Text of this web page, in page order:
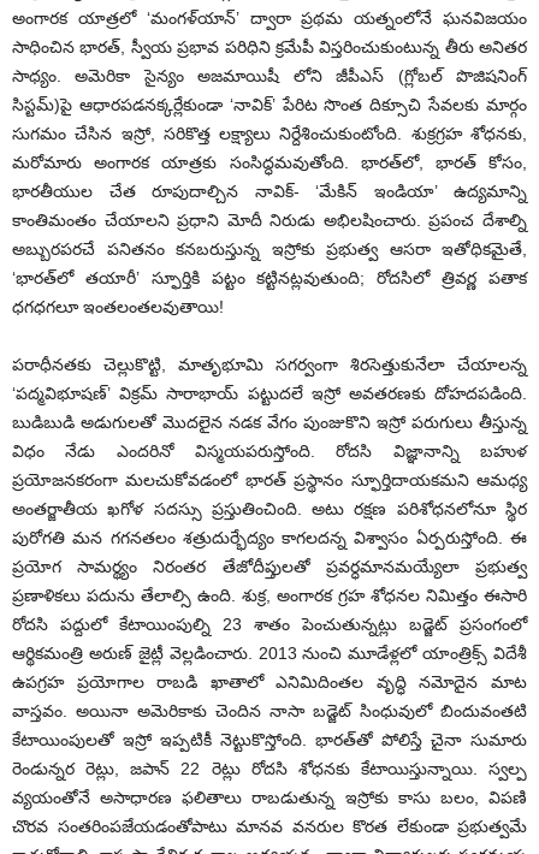
అంగారక యాత్రలో ‘మంగళ్‌యాన్‌’ ద్వారా ప్రథమ యత్నంలోనే ఘనవిజయం
సాధించిన భారత్‌, స్వీయ ప్రభావ పరిధిని క్రమేపీ విస్తరించుకుంటున్న తీరు అనితర
సాధ్యం. అమెరికా సైన్యం అజమాయిషీ లోని జీపీఎస్‌ (గ్లోబల్‌ పొజిషనింగ్‌
సిస్టమ్‌)పై ఆధారపడనక్కర్లేకుండా ‘నావిక్‌’ పేరిట సొంత దిక్సూచి సేవలకు మార్గం
సుగమం చేసిన ఇస్రో, సరికొత్త లక్ష్యాలు నిర్దేశించుకుంటోంది. శుక్రగ్రహ శోధనకు,
మరోమారు అంగారక యాత్రకు సంసిద్ధమవుతోంది. భారత్‌లో, భారత్‌ కోసం,
భారతీయుల చేత రూపుదాల్చిన నావిక్‌- ‘మేకిన్‌ ఇండియా’ ఉద్యమాన్ని
కాంతిమంతం చేయాలని ప్రధాని మోదీ నిరుడు అభిలషించారు. ప్రపంచ దేశాల్ని
అబ్బురపరచే పనితనం కనబరుస్తున్న ఇస్రోకు ప్రభుత్వ ఆసరా ఇతోధికమైతే,
‘భారత్‌లో తయారీ’ స్ఫూర్తికి పట్టం కట్టినట్లవుతుంది; రోదసిలో త్రివర్ణ పతాక
ధగధగలూ ఇంతలంతలవుతాయి!
పరాధీనతకు చెల్లుకొట్టి, మాతృభూమి సగర్వంగా శిరసెత్తుకునేలా చేయాలన్న
‘పద్మవిభూషణ్‌’ విక్రమ్‌ సారాభాయ్‌ పట్టుదలే ఇస్రో అవతరణకు దోహదపడింది.
బుడిబుడి అడుగులతో మొదలైన నడక వేగం పుంజుకొని ఇస్రో పరుగులు తీస్తున్న
విధం నేడు ఎందరినో విస్మయపరుస్తోంది. రోదసి విజ్ఞానాన్ని బహుళ
ప్రయోజనకరంగా మలచుకోవడంలో భారత్‌ ప్రస్థానం స్ఫూర్తిదాయకమని ఆమధ్య
అంతర్జాతీయ ఖగోళ సదస్సు ప్రస్తుతించింది. అటు రక్షణ పరిశోధనలోనూ స్థిర
పురోగతి మన గగనతలం శత్రుదుర్భేద్యం కాగలదన్న విశ్వాసం ఏర్పరుస్తోంది. ఈ
ప్రయోగ సామర్థ్యం నిరంతర తేజోదీప్తులతో ప్రవర్ధమానమయ్యేలా ప్రభుత్వ
ప్రణాళికలు పదును తేలాల్సి ఉంది. శుక్ర, అంగారక గ్రహ శోధనల నిమిత్తం ఈసారి
రోదసి పద్దులో కేటాయింపుల్ని 23 శాతం పెంచుతున్నట్లు బడ్జెట్‌ ప్రసంగంలో
ఆర్థికమంత్రి అరుణ్‌ జైట్లీ వెల్లడించారు. 2013 నుంచి మూడేళ్లలో యాంత్రిక్స్‌ విదేశీ
ఉపగ్రహ ప్రయోగాల రాబడి ఖాతాలో ఎనిమిదింతల వృద్ధి నమోదైన మాట
వాస్తవం. అయినా అమెరికాకు చెందిన నాసా బడ్జెట్‌ సింధువులో బిందువంతటి
కేటాయింపులతో ఇస్రో ఇప్పటికీ నెట్టుకొస్తోంది. భారత్‌తో పోలిస్తే చైనా సుమారు
రెండున్నర రెట్లు, జపాన్‌ 22 రెట్లు రోదసి శోధనకు కేటాయిస్తున్నాయి. స్వల్ప
వ్యయంతోనే అసాధారణ ఫలితాలు రాబడుతున్న ఇస్రోకు కాసు బలం, విపణి
చొరవ సంతరింపజేయడంతోపాటు మానవ వనరుల కొరత లేకుండా ప్రభుత్వమే